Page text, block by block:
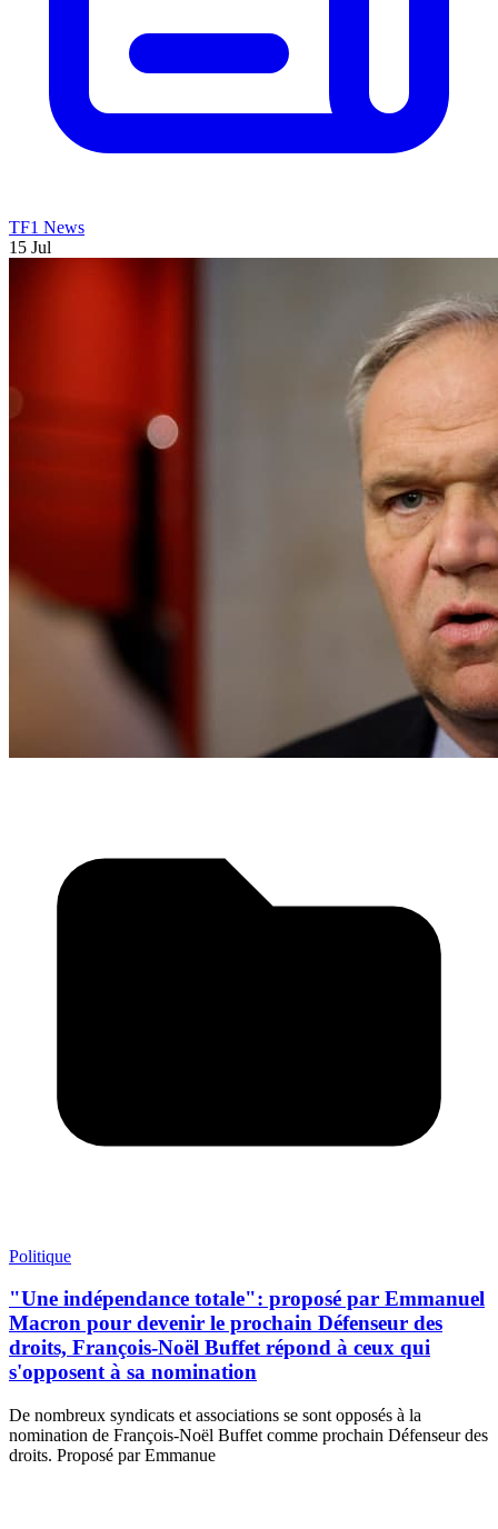
TF1 News
15 Jul
Politique
"Une indépendance totale": proposé par Emmanuel
Macron pour devenir le prochain Défenseur des
droits, François-Noël Buffet répond à ceux qui
s'opposent à sa nomination
De nombreux syndicats et associations se sont opposés à la
nomination de François-Noël Buffet comme prochain Défenseur des
droits. Proposé par Emmanue